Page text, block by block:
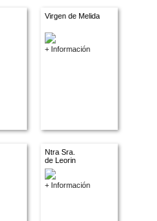
Virgen de Melida
+ Información
Ntra Sra.
de Leorin
+ Información